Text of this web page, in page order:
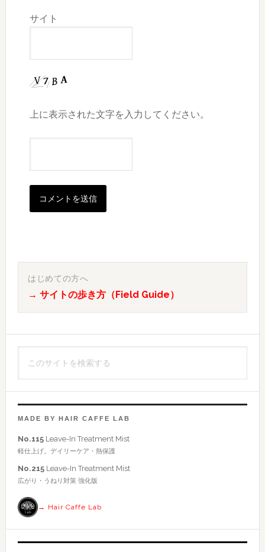
サイト
上に表示された文字を入力してください。
最
イ
バ
ー
はじめての方へ
→ サイトの歩き方（Field Guide）
ト
検
す
MADE BY HAIR CAFFE LAB
No.115Leave-In Treatment Mist
軽仕上げ。デイリーケア・熱保護
No.215Leave-In Treatment Mist
広がり・うねり対策 強化版
→ Hair Caffe Lab